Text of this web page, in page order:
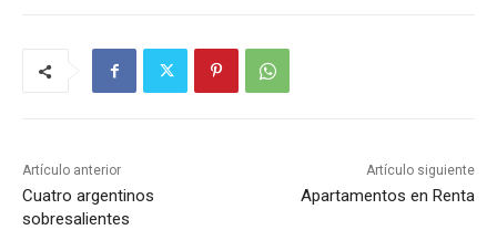
Artículo anterior
Cuatro argentinos
sobresalientes
Artículo siguiente
Apartamentos en Renta